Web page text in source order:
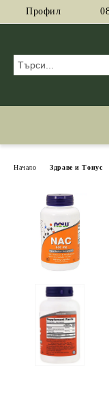
Профил
Начало Здраве и Тонус